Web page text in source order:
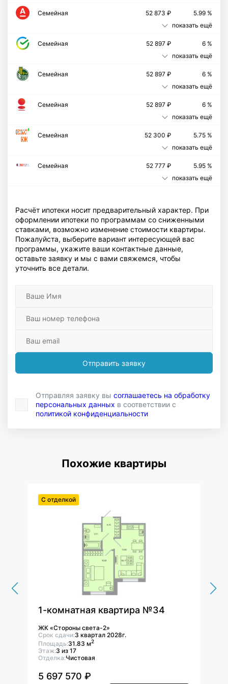
Семейная 52 873 ₽
5.99 %
показать ещё
Семейная 52 897 ₽
6 %
показать ещё
Семейная 52 897 ₽
6 %
показать ещё
Семейная 52 897 ₽
6 %
показать ещё
Cемейная 52 300 ₽
5.75 %
показать ещё
Семейная 52 777 ₽
5.95 %
показать ещё
Расчёт ипотеки носит предварительный характер. При
оформлении ипотеки по программам со сниженными
ставками, возможно изменение стоимости квартиры.
Пожалуйста, выберите вариант интересующей вас
программы, укажите ваши контактные данные,
оставьте заявку и мы с вами свяжемся, чтобы
уточнить все детали.
Отправить заявку
Отправляя заявку вы соглашаетесь на обработку
персональных данных в соответствии с
политикой конфиденциальности
Похожие квартиры
С отделкой
1-комнатная квартира №34
ЖК «Стороны света-2»
Срок сдачи:3 квартал 2028г.
Площадь:31.83 м2
Этаж:3 из 17
Отделка:Чистовая
5 697 570 ₽